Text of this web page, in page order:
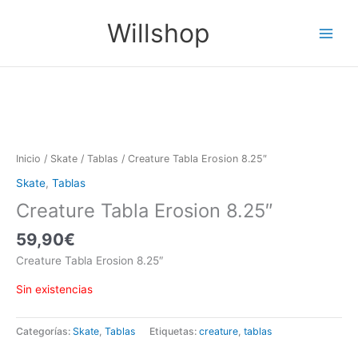
Willshop
Menu
Inicio / Skate / Tablas / Creature Tabla Erosion 8.25″
Skate, Tablas
Creature Tabla Erosion 8.25″
59,90€
Creature Tabla Erosion 8.25″
Sin existencias
Categorías: Skate, Tablas Etiquetas: creature, tablas